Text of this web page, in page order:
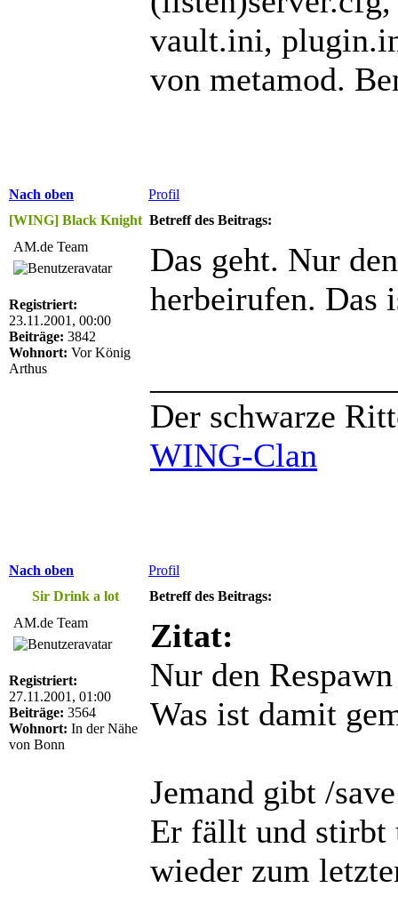
vault.ini,
von metamod.
Nach oben
Profil
[WING] Black Knight Betreff des Beitrags:
AM.de Team
Registriert:
23.11.2001, 00:00
Beiträge: 3842
Wohnort: Vor König
Arthus
Das geht. Nur
herbeirufen. Das
Der schwarze
WING-Clan
Nach oben
Profil
Sir Drink a lot
Betreff des Beitrags:
AM.de Team
Registriert:
27.11.2001, 01:00
Beiträge: 3564
Wohnort: In der Nähe
von Bonn
Zitat:
Nur den
Was ist damit
Jemand gibt /
Er fällt und stirbt
wieder zum